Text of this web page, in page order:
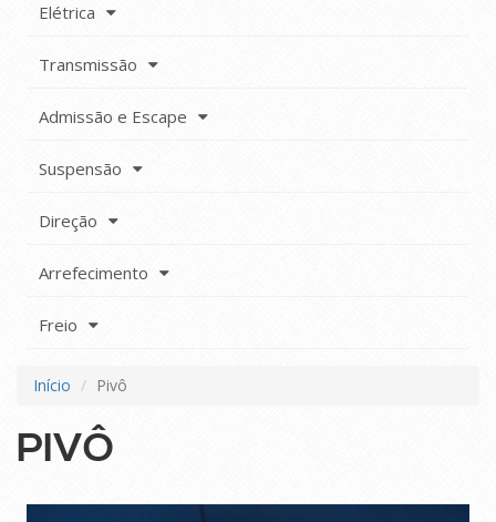
Elétrica
Transmissão
Admissão e Escape
Suspensão
Direção
Arrefecimento
Freio
Início Pivô
PIVÔ